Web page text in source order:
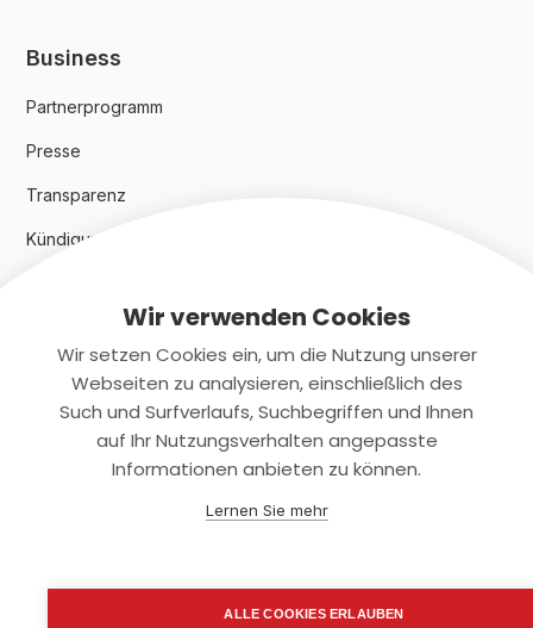
Business
Partnerprogramm
Presse
Transparenz
Kündigungsindex 2024
Rechtliches
Datenschutz
Wir verwenden Cookies
Wir setzen Cookies ein, um die Nutzung unserer
Webseiten zu analysieren, einschließlich des
Such und Surfverlaufs, Suchbegriffen und Ihnen
auf Ihr Nutzungsverhalten angepasste
Informationen anbieten zu können.
Lernen Sie mehr
ALLE COOKIES ERLAUBEN